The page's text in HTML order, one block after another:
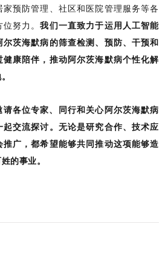
家预防管理、社区和医院管理服务等各
位努力。我们一直致力于运用人工智能
尔茨海默病的筛查检测、预防、干预和
健康陪伴，推动阿尔茨海默病个性化解
请各位专家、同行和关心阿尔茨海默病
起交流探讨。无论是研究合作、技术应
推广，都希望能够共同推动这项能够造
的事业。